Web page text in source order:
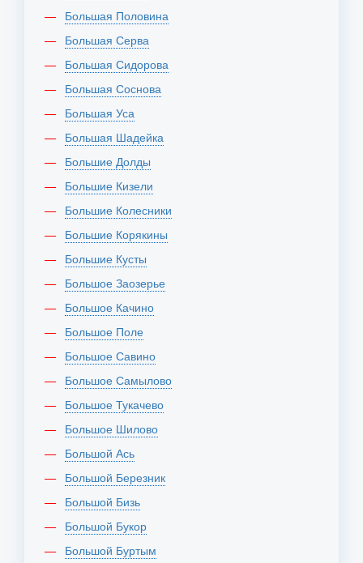
Большая Половина
Большая Серва
Большая Сидорова
Большая Соснова
Большая Уса
Большая Шадейка
Большие Долды
Большие Кизели
Большие Колесники
Большие Корякины
Большие Кусты
Большое Заозерье
Большое Качино
Большое Поле
Большое Савино
Большое Самылово
Большое Тукачево
Большое Шилово
Большой Ась
Большой Березник
Большой Бизь
Большой Букор
Большой Буртым